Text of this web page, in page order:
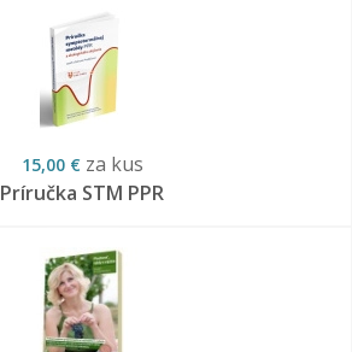
15,00 € za kus
Príručka STM PPR